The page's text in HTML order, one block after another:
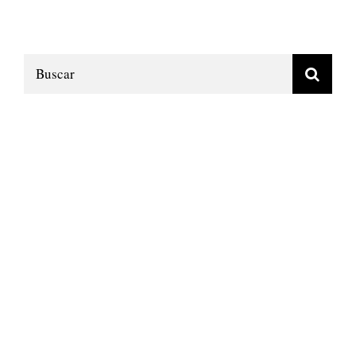
Buscar: